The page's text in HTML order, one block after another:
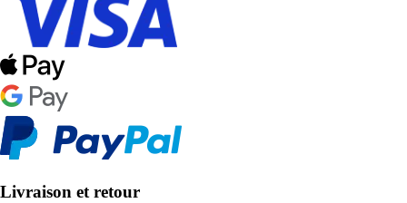
Livraison et retour